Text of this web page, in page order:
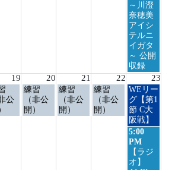
～川澄
奈穂美
アイシ
テルニ
イガタ
～ 公開
収録
19 20 21 22 23
公
木
曜
日,
練習
（非公
開）
金
曜
日,
練習
（非公
開）
土
曜
日,
練習
（非公
開）
日
曜
日,
8
月
23rd
2026
WEリー
グ【第1
節 C大
阪戦】
日
曜
日,
8
5:00
PM
【ラジ
オ】